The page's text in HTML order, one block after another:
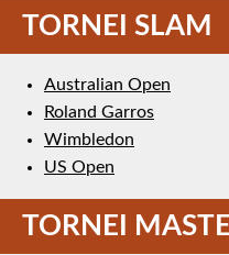
TORNEI SLAM
Australian Open
Roland Garros
Wimbledon
US Open
TORNEI